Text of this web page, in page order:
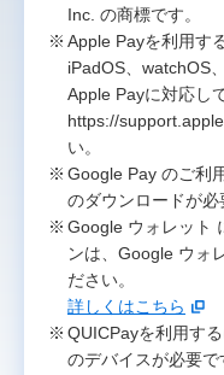
Inc. の商標です。
Apple Payを利用す
iPadOS、watchOS
Apple Payに対応し
https://
い。
Google Pay のご利
のダウンロードが必
Google ウォレット
ンは、Google ウォ
ださい。
詳しくはこちら
QUICPayを利用す
のデバイスが必要で